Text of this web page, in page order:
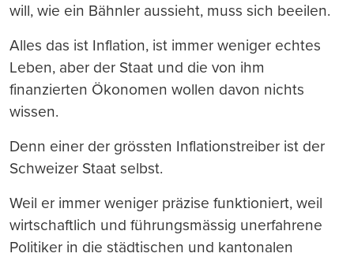
will, wie ein Bähnler aussieht, muss sich beeilen.
Alles das ist Inflation, ist immer weniger echtes
Leben, aber der Staat und die von ihm
finanzierten Ökonomen wollen davon nichts
wissen.
Denn einer der grössten Inflationstreiber ist der
Schweizer Staat selbst.
Weil er immer weniger präzise funktioniert, weil
wirtschaftlich und führungsmässig unerfahrene
Politiker in die städtischen und kantonalen